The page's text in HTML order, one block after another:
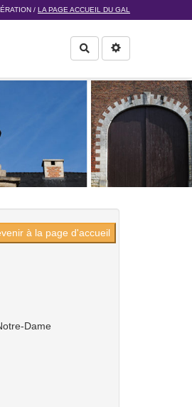
/ LA PAGE ACCUEIL DU GAL
Rechercher
à la page d'accueil
Dame